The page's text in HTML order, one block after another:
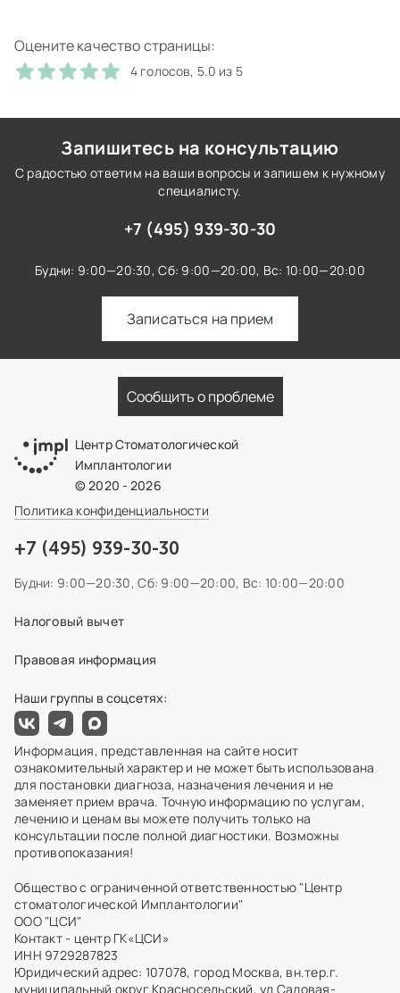
Оцените качество страницы:
4 голосов, 5.0 из 5
Запишитесь на консультацию
С радостью ответим на ваши вопросы и запишем к нужному
специалисту.
+7 (495) 939-30-30
Будни: 9:00—20:30, Сб: 9:00—20:00, Вс: 10:00—20:00
Записаться на прием
Сообщить о проблеме
Центр Стоматологической
Имплантологии
© 2020 - 2026
Политика конфиденциальности
+7 (495) 939-30-30
Будни: 9:00—20:30, Сб: 9:00—20:00, Вс: 10:00—20:00
Налоговый вычет
Наши группы в соцсетях:
Правовая информация
Информация, представленная на сайте носит
ознакомительный характер и не может быть использована
для постановки диагноза, назначения лечения и не
заменяет прием врача. Точную информацию по услугам,
лечению и ценам вы можете получить только на
консультации после полной диагностики. Возможны
противопоказания!
Общество с ограниченной ответственностью "Центр
стоматологической Имплантологии"
ООО "ЦСИ"
Контакт - центр ГК«ЦСИ»
ИНН 9729287823
Юридический адрес: 107078, город Москва, вн.тер.г.
муниципальный округ Красносельский, ул Садовая-